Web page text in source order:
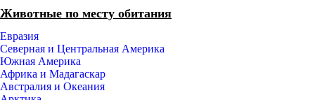
Животные по месту обитания
Евразия
Северная и Центральная Америка
Южная Америка
Африка и Мадагаскар
Австралия и Океания